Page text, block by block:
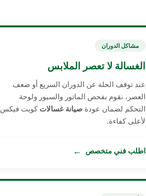
مشاكل الدوران
الغسالة لا تعصر الملابس
عند توقف الحلة عن الدوران السريع أو ضعف
العصر، نقوم بفحص الماتور والسيور ولوحة
التحكم لضمان عودة صيانة غسالات كويت فيكس
لأعلى كفاءة.
اطلب فني متخصص ←